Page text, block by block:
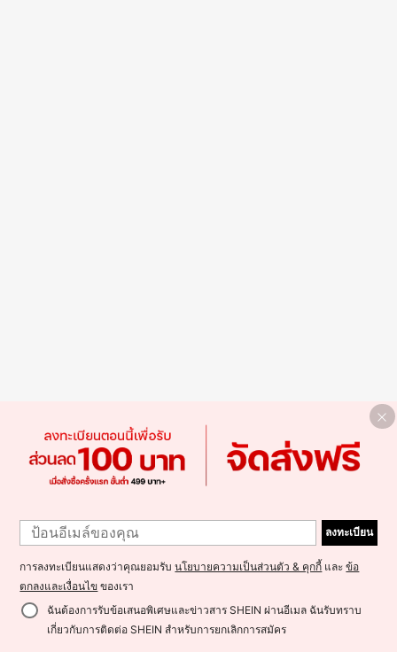
ลงทะเบียน
การลงทะเบียนแสดงว่าคุณยอมรับนโยบายความเป็นส่วนตัว & คุกกี้ และข้อ
ตกลงและเงื่อนไข ของเรา
ฉันต้องการรับข้อเสนอพิเศษและข่าวสาร SHEIN ผ่านอีเมล ฉันรับทราบ
เกี่ยวกับการติดต่อ SHEIN สำหรับการยกเลิกการสมัคร